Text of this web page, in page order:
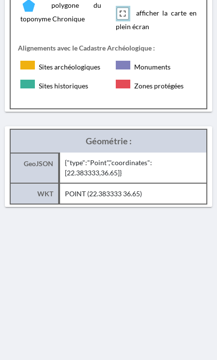
polygone du
toponyme Chronique
afficher la carte en
plein écran
Alignements avec le Cadastre Archéologique :
Sites archéologiques Monuments
Sites historiques Zones protégées
Géométrie :
GeoJSON
{"type":"Point","coordinates":
[22.383333,36.65]}
WKT POINT (22.383333 36.65)